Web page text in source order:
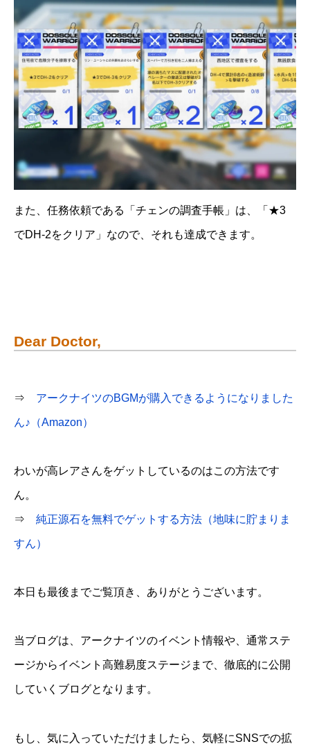
また、任務依頼である「チェンの調査手帳」は、「★3
でDH-2をクリア」なので、それも達成できます。
Dear Doctor,
⇒ アークナイツのBGMが購入できるようになりました
ん♪（Amazon）
わいが高レアさんをゲットしているのはこの方法です
ん。
⇒ 純正源石を無料でゲットする方法（地味に貯まりま
すん）
本日も最後までご覧頂き、ありがとうございます。
当ブログは、アークナイツのイベント情報や、通常ステ
ージからイベント高難易度ステージまで、徹底的に公開
していくブログとなります。
もし、気に入っていただけましたら、気軽にSNSでの拡